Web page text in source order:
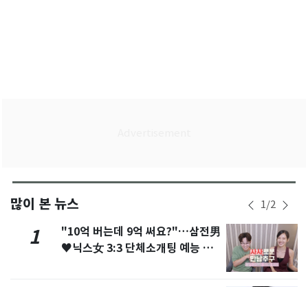
많이 본 뉴스 1/2
1
"10억 버는데 9억 써요?"…삼전男
♥닉스女 3:3 단체소개팅 예능 화